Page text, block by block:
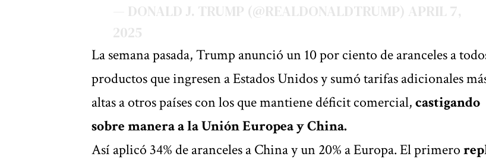
— DONALD J. TRUMP (@REALDONALDTRUMP) APRIL 7,
2025
La semana pasada, Trump anunció un 10 por ciento de aranceles a
productos que ingresen a Estados Unidos y sumó tarifas adicionales
altas a otros países con los que mantiene déficit comercial,castigando
sobre manera a la Unión Europea y China.
Así aplicó 34% de aranceles a China y un 20% a Europa. El primero